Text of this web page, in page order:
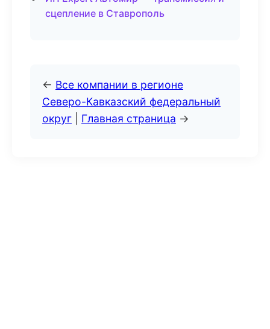
сцепление в Ставрополь
← Все компании в регионе
Северо-Кавказский федеральный
округ
Главная страница →